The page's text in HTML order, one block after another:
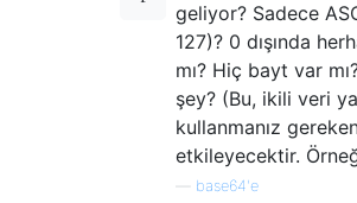
geliyor? Sadece
127)? 0 dışında
mı? Hiç bayt var
şey? (Bu, ikili veri
kullanmanız
etkileyecektir.
base64'e